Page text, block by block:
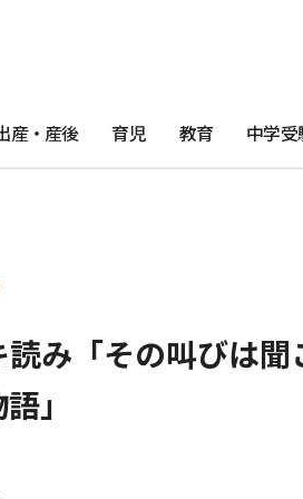
産・産後 育児 教育 中学受
読み「その叫びは
」